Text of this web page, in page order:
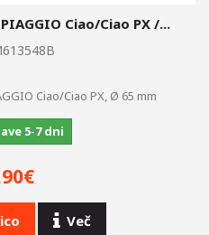
Ciao/Ciao PX /...
Ciao/Ciao PX, Ø 65 mm
5-7 dni
Več